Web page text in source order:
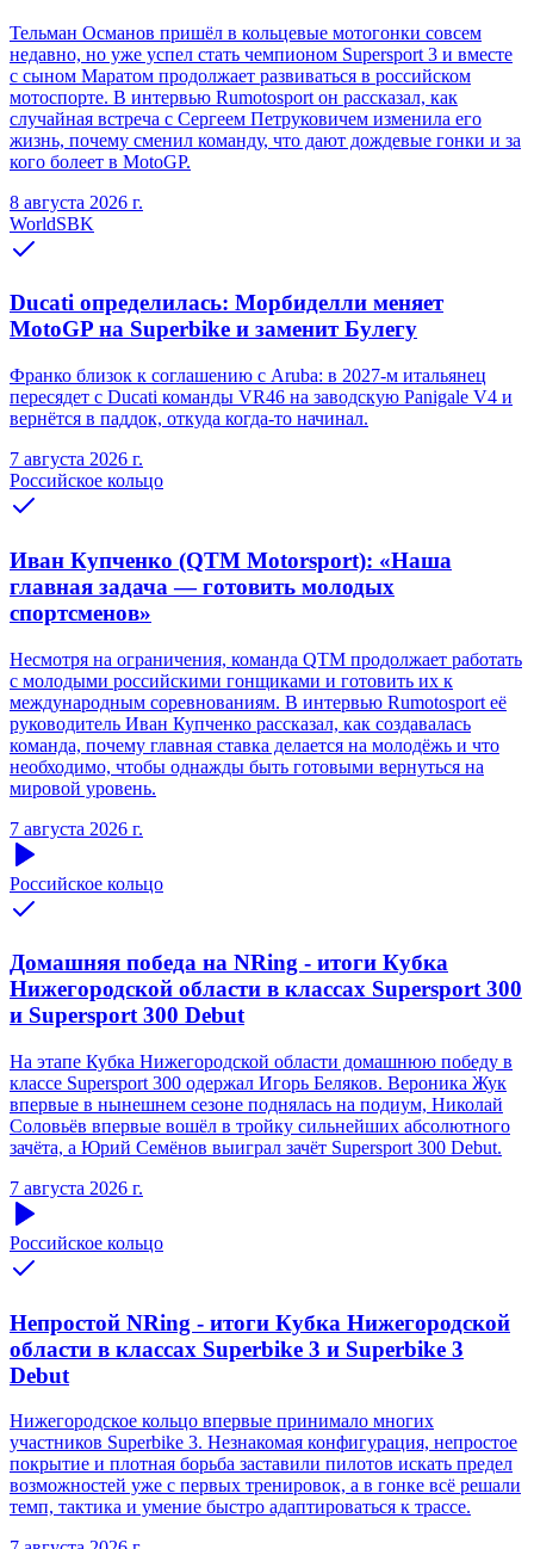
Тельман Османов пришёл в кольцевые мотогонки совсем
недавно, но уже успел стать чемпионом Supersport 3 и вместе
с сыном Маратом продолжает развиваться в российском
мотоспорте. В интервью Rumotosport он рассказал, как
случайная встреча с Сергеем Петруковичем изменила его
жизнь, почему сменил команду, что дают дождевые гонки и за
кого болеет в MotoGP.
8 августа 2026 г.
WorldSBK
Ducati определилась: Морбиделли меняет
MotoGP на Superbike и заменит Булегу
Франко близок к соглашению с Aruba: в 2027-м итальянец
пересядет с Ducati команды VR46 на заводскую Panigale V4 и
вернётся в паддок, откуда когда-то начинал.
7 августа 2026 г.
Российское кольцо
Иван Купченко (QTM Motorsport): «Наша
главная задача — готовить молодых
спортсменов»
Несмотря на ограничения, команда QTM продолжает работать
с молодыми российскими гонщиками и готовить их к
международным соревнованиям. В интервью Rumotosport её
руководитель Иван Купченко рассказал, как создавалась
команда, почему главная ставка делается на молодёжь и что
необходимо, чтобы однажды быть готовыми вернуться на
мировой уровень.
7 августа 2026 г.
Российское кольцо
Домашняя победа на NRing - итоги Кубка
Нижегородской области в классах Supersport 300
и Supersport 300 Debut
На этапе Кубка Нижегородской области домашнюю победу в
классе Supersport 300 одержал Игорь Беляков. Вероника Жук
впервые в нынешнем сезоне поднялась на подиум, Николай
Соловьёв впервые вошёл в тройку сильнейших абсолютного
зачёта, а Юрий Семёнов выиграл зачёт Supersport 300 Debut.
7 августа 2026 г.
Российское кольцо
Непростой NRing - итоги Кубка Нижегородской
области в классах Superbike 3 и Superbike 3
Debut
Нижегородское кольцо впервые принимало многих
участников Superbike 3. Незнакомая конфигурация, непростое
покрытие и плотная борьба заставили пилотов искать предел
возможностей уже с первых тренировок, а в гонке всё решали
темп, тактика и умение быстро адаптироваться к трассе.